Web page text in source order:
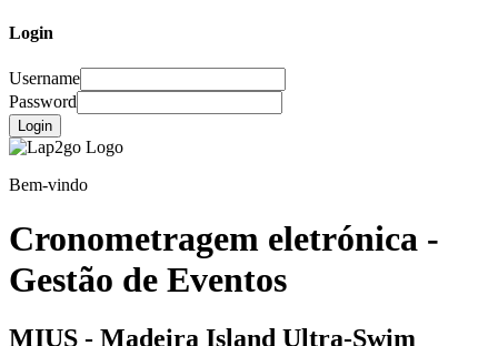
Login
Username
Password
Login
Bem-vindo
Cronometragem eletrónica -
Gestão de Eventos
MIUS - Madeira Island Ultra-Swim